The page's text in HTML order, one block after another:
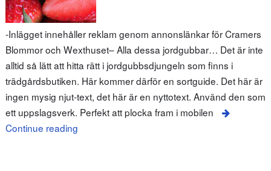
-Inlägget innehåller reklam genom annonslänkar för Cramers
Blommor och Wexthuset– Alla dessa jordgubbar… Det är inte
alltid så lätt att hitta rätt i jordgubbsdjungeln som finns i
trädgårdsbutiken. Här kommer därför en sortguide. Det här är
ingen mysig njut-text, det här är en nyttotext. Använd den som
ett uppslagsverk. Perfekt att plocka fram i mobilen
Continue reading